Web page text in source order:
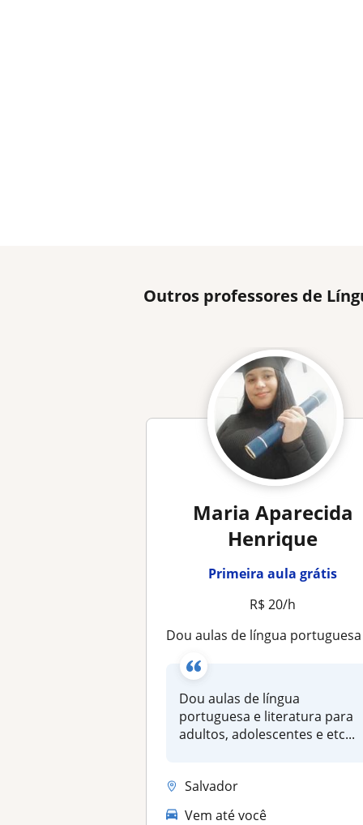
Outros professores de
Maria Aparecida
Henrique
Primeira aula grátis
R$ 20/h
Dou aulas de língua portuguesa e literatura para adultos, adolescentes e
Dou aulas de língua
portuguesa e literatura para
adultos, adolescentes e etc...
Salvador
Vem até você